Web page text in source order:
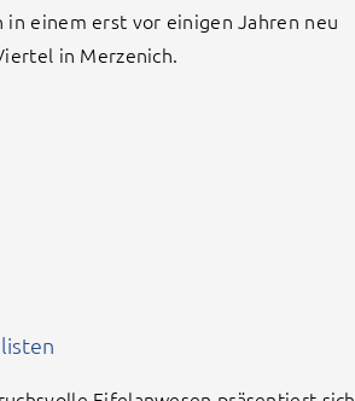
einem erst vor einigen Jahren neu
in Merzenich.